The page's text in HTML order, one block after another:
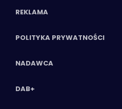
REKLAMA
POLITYKA PRYWATNOŚCI
NADAWCA
DAB+